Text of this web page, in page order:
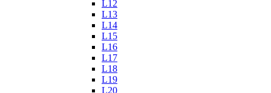
L12
L13
L14
L15
L16
L17
L18
L19
L20